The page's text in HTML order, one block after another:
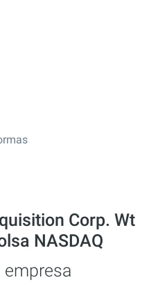
Corp. Wt
NASDAQ
empresa